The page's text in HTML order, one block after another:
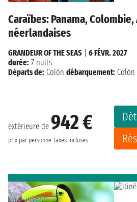
Caraïbes: Panama,
néerlandaises
extérieure de 942 €
prix par personne taxes incluses
GRANDEUR OF THE SEAS
6 FÉVR. 2027
durée: 7 nuits
Départs de: Colón débarquement: Colón